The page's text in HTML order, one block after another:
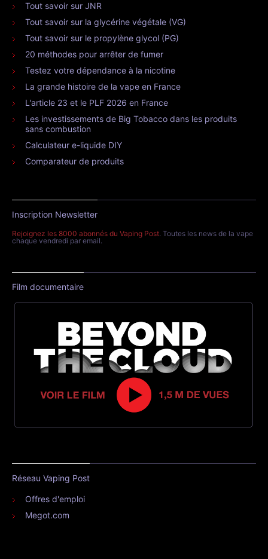
Tout savoir sur JNR
Tout savoir sur la glycérine végétale (VG)
Tout savoir sur le propylène glycol (PG)
20 méthodes pour arrêter de fumer
Testez votre dépendance à la nicotine
La grande histoire de la vape en France
L'article 23 et le PLF 2026 en France
Les investissements de Big Tobacco dans les produits
sans combustion
Calculateur e-liquide DIY
Comparateur de produits
Inscription Newsletter
Rejoignez les 8000 abonnés du Vaping Post. Toutes les news de la vape
chaque vendredi par email.
Film documentaire
Réseau Vaping Post
Offres d'emploi
Megot.com